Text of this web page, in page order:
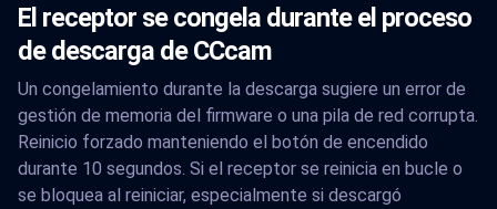
El receptor se congela durante el proceso
de descarga de CCcam
Un congelamiento durante la descarga sugiere un error de
gestión de memoria del firmware o una pila de red corrupta.
Reinicio forzado manteniendo el botón de encendido
durante 10 segundos. Si el receptor se reinicia en bucle o
se bloquea al reiniciar, especialmente si descargó